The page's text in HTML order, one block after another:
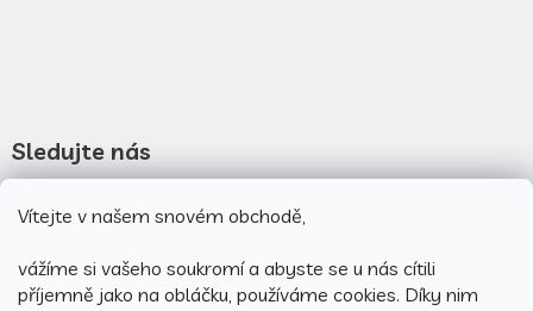
Vítejte v našem snovém obchodě,
vážíme si vašeho soukromí a abyste se u nás cítili
příjemně jako na obláčku, používáme cookies. Díky nim
Sledujte nás
Novinky na facebooku
Novinky na instagramu